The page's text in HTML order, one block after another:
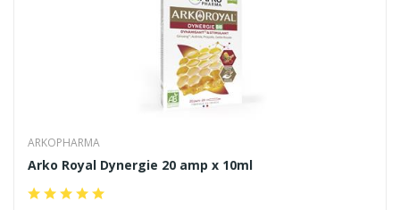
ARKOPHARMA
Arko Royal Dynergie 20 amp x 10ml